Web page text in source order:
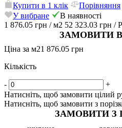
Купити в 1 клік
Порівняння
У вибране
В наявності
1 876.05 грн / м2 52 323.03 грн /
ЗАМОВИТИ
Ціна за м21 876.05 грн
Кількість
-
+
Натисніть, щоб замовити цілий
Натисніть, щоб замовити з
ЗАМОВИТИ З